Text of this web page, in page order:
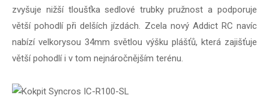
zvyšuje nižší tloušťka sedlové trubky pružnost a podporuje
větší pohodlí při delších jízdách. Zcela nový Addict RC navíc
nabízí velkorysou 34mm světlou výšku plášťů, která zajišťuje
větší pohodlí i v tom nejnáročnějším terénu.